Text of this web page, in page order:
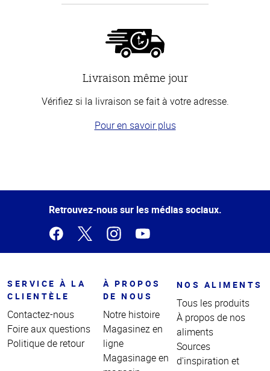
Livraison même jour
Vérifiez si la livraison se fait à votre adresse.
Pour en savoir plus
de la
Retrouvez-nous sur les médias sociaux.
SERVICE À LA
CLIENTÈLE
Contactez-nous
Foire aux questions
Politique de retour
À PROPOS
DE NOUS
Notre histoire
Magasinez en
ligne
Magasinage en
NOS ALIMENTS
Tous les produits
À propos de nos
aliments
Sources
d'inspiration et